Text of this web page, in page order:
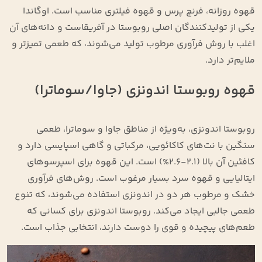
قهوه روزانه، فرنچ پرس و قهوه فیلتری مناسب است. اوگاندا
یکی از تولیدکنندگان اصلی روبوستا در آفریقاست و دانه‌های آن
اغلب با روش فرآوری مرطوب تولید می‌شوند، که طعمی تمیزتر و
ملایم‌تر دارد.
قهوه روبوستا اندونزی (جاوا/سوماترا)
روبوستا اندونزی، به‌ویژه از مناطق جاوا و سوماترا، طعمی
سنگین با نت‌های کاکائویی، مرکباتی و گاهی اسپایسی دارد و
کافئین آن بالا (۲.۱-۲.۶%) است. این قهوه برای اسپرسوهای
ایتالیایی و قهوه سرد بسیار مرغوب است. روش‌های فرآوری
خشک و مرطوب هر دو در اندونزی استفاده می‌شوند، که تنوع
طعمی جالبی ایجاد می‌کند. روبوستا اندونزی برای کسانی که
طعم‌های پیچیده و قوی را دوست دارند، انتخابی جذاب است.